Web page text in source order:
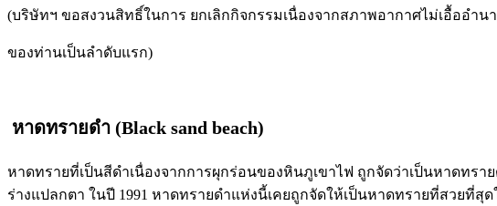
(บริษัทฯ ขอสงวนสิทธิ์ในการ ยกเลิกกิจกรรมเนื่องจากสภาพอากาศไม่เอื้ออำน
ของท่านเป็นลำดับแรก)
หาดทรายดำ (Black sand beach)
หาดทรายที่เป็นสีดำเนื่องจากการผุกร่อนของหินภูเขาไฟ ถูกจัดว่าเป็นหาดทร
ร่างแปลกตา ในปี 1991 หาดทรายดำแห่งนี้เคยถูกจัดให้เป็นหาดทรายที่สวยที่สุ